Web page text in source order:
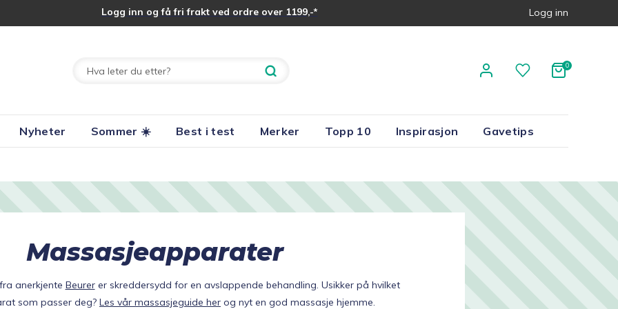
Logg inn og få fri frakt ved ordre over 1199,-*
Logg inn
Nyheter Sommer ☀️ Best i test Merker Topp 10 Inspirasjon Gavetips
Massasjeapparater
anerkjente Beurerer skreddersydd for en avslappende behandling. Usikker på hvilket
som passer deg? Les vår massasjeguide her og nyt en god massasje hjemme.